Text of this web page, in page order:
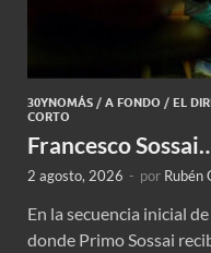
30YNOMÁS / A FONDO / EL
CORTO
Francesco
2 agosto, 2026 - por Rubén
En la secuencia inicial
donde Primo Sossai